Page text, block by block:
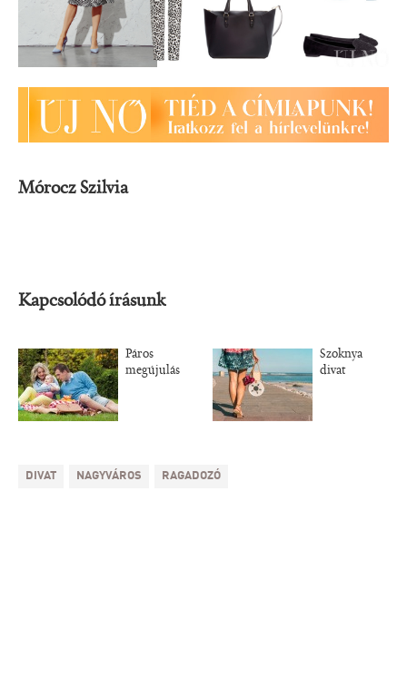
Mórocz Szilvia
Kapcsolódó írásunk
Páros
megújulás
Szoknya
divat
DIVAT NAGYVÁROS RAGADOZÓ